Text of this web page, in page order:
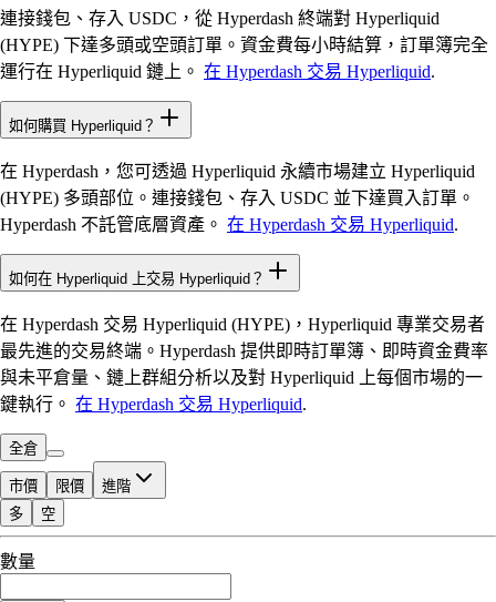
連接錢包、存入 USDC，從 Hyperdash 終端對 Hyperliquid
(HYPE) 下達多頭或空頭訂單。資金費每小時結算，訂單簿完全
運行在 Hyperliquid 鏈上。 在 Hyperdash 交易 Hyperliquid.
如何購買 Hyperliquid？
在 Hyperdash，您可透過 Hyperliquid 永續市場建立 Hyperliquid
(HYPE) 多頭部位。連接錢包、存入 USDC 並下達買入訂單。
Hyperdash 不託管底層資產。 在 Hyperdash 交易 Hyperliquid.
如何在 Hyperliquid 上交易 Hyperliquid？
在 Hyperdash 交易 Hyperliquid (HYPE)，Hyperliquid 專業交易者
最先進的交易終端。Hyperdash 提供即時訂單簿、即時資金費率
與未平倉量、鏈上群組分析以及對 Hyperliquid 上每個市場的一
鍵執行。 在 Hyperdash 交易 Hyperliquid.
全倉
市價 限價 進階
可交易額度
$0.00
多 空
數量